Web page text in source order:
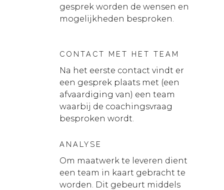
gesprek worden de wensen en
mogelijkheden besproken.
CONTACT MET HET TEAM
Na het eerste contact vindt er
een gesprek plaats met (een
afvaardiging van) een team
waarbij de coachingsvraag
besproken wordt.
ANALYSE
Om maatwerk te leveren dient
een team in kaart gebracht te
worden. Dit gebeurt middels